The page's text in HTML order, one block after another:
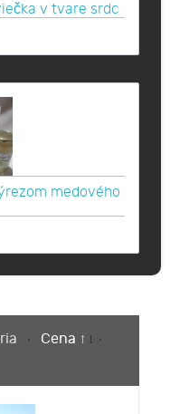
v tvare srdc
medového
Cena